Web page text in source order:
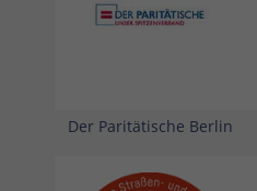
Der Paritätische Berlin